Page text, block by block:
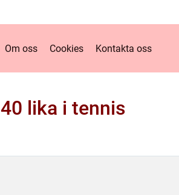
Om oss Cookies Kontakta oss
40 lika i tennis